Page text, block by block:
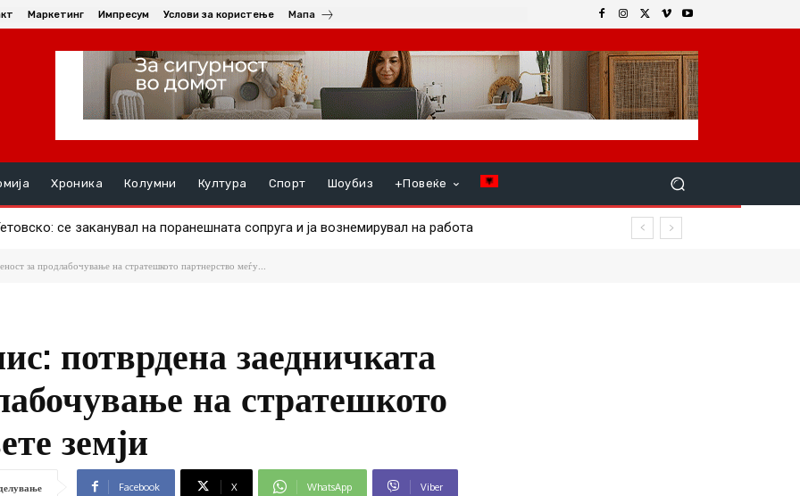
Маркетинг Импресум Услови за користење Мапа
Хроника Колумни Култура Спорт Шоубиз +Повеќе
се заканувал на поранешната сопруга и ја вознемирувал на работа
од Берово во судир меѓу мотоцикл „хамачи“ и „бмв“
за продлабочување на стратешкото партнерство меѓу...
потврдена заедничката
на стратешкото
земји
Facebook X WhatsApp Viber